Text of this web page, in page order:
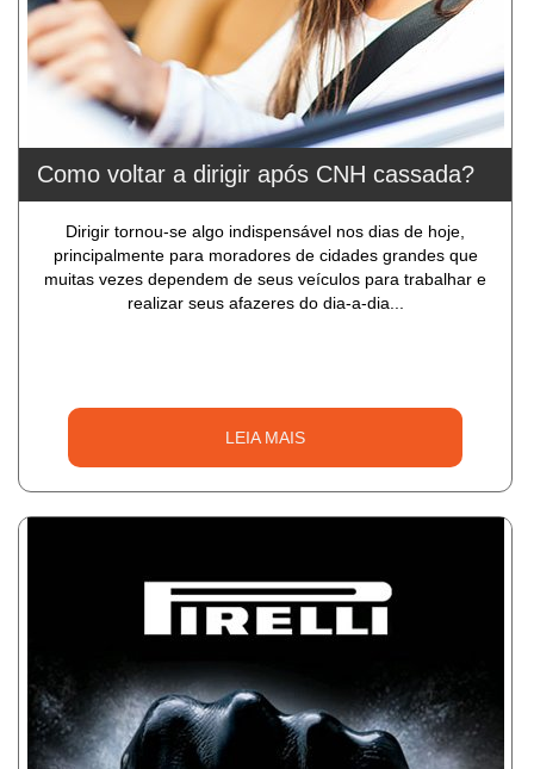
Como voltar a dirigir após CNH cassada?
Dirigir tornou-se algo indispensável nos dias de hoje,
principalmente para moradores de cidades grandes que
muitas vezes dependem de seus veículos para trabalhar e
realizar seus afazeres do dia-a-dia...
LEIA MAIS